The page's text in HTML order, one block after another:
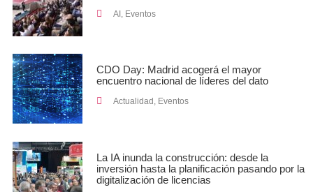
AI Eventos
CDO Day: Madrid acogerá el mayor
encuentro nacional de líderes del dato
Actualidad , Eventos
La IA inunda la construcción: desde la
inversión hasta la planificación pasando por la
digitalización de licencias